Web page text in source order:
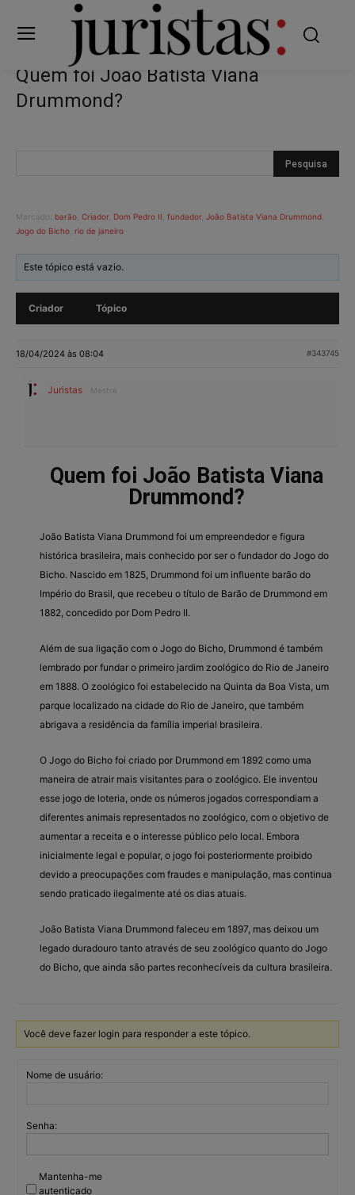
Quem foi João Batista Viana
Drummond?
Marcado: barão Criador, Dom Pedro II fundador, João Batista Viana Drummond
Jogo do Bicho rio de janeiro
Este tópico está vazio.
Criador Tópico
18/04/2024 às 08:04 #343745
Juristas Mestre
Quem foi João Batista Viana
Drummond?
João Batista Viana Drummond foi um empreendedor e figura
histórica brasileira, mais conhecido por ser o fundador do Jogo do
Bicho. Nascido em 1825, Drummond foi um influente barão do
Império do Brasil, que recebeu o título de Barão de Drummond em
1882, concedido por Dom Pedro II.
Além de sua ligação com o Jogo do Bicho, Drummond é também
lembrado por fundar o primeiro jardim zoológico do Rio de Janeiro
em 1888. O zoológico foi estabelecido na Quinta da Boa Vista, um
parque localizado na cidade do Rio de Janeiro, que também
abrigava a residência da família imperial brasileira.
O Jogo do Bicho foi criado por Drummond em 1892 como uma
maneira de atrair mais visitantes para o zoológico. Ele inventou
esse jogo de loteria, onde os números jogados correspondiam a
diferentes animais representados no zoológico, com o objetivo de
aumentar a receita e o interesse público pelo local. Embora
inicialmente legal e popular, o jogo foi posteriormente proibido
devido a preocupações com fraudes e manipulação, mas continua
sendo praticado ilegalmente até os dias atuais.
João Batista Viana Drummond faleceu em 1897, mas deixou um
legado duradouro tanto através de seu zoológico quanto do Jogo
do Bicho, que ainda são partes reconhecíveis da cultura brasileira.
Você deve fazer login para responder a este tópico.
Nome de usuário:
Senha:
Mantenha-me
autenticado